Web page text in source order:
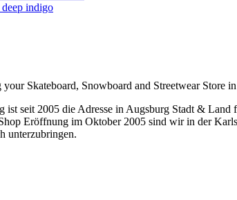
indigo
Skateboard, Snowboard and Streetwear Store
ist seit 2005 die Adresse in Augsburg Stadt &
Eröffnung im Oktober 2005 sind wir in der
unterzubringen.